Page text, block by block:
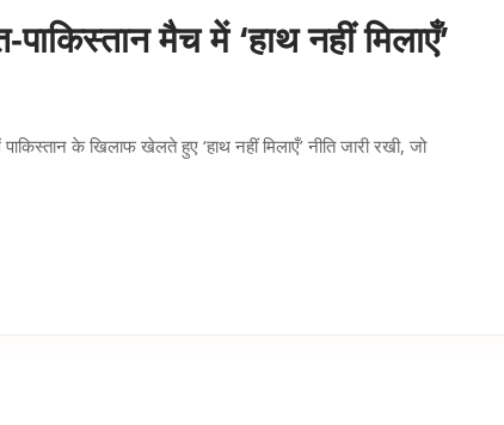
मैच में ‘हाथ नहीं मिलाएँ’
के खिलाफ खेलते हुए ‘हाथ नहीं मिलाएँ’ नीति जारी रखी, जो